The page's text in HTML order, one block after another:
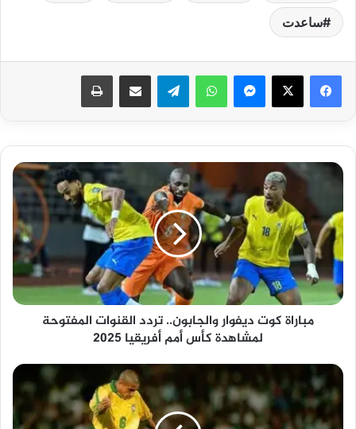
ساعدت
فيسبوك ‫X ماسنجر واتساب تيلقرام مشاركة عبر البريد طباعة
مباراة
كوت
والجابون..
تردد
القنوات
المفتوحة
لمشاهدة
كأس
مباراة كوت ديفوار والجابون.. تردد القنوات المفتوحة
لمشاهدة كأس أمم أفريقيا 2025
روبيرتو
كارلوس
يخضع
لجراحة